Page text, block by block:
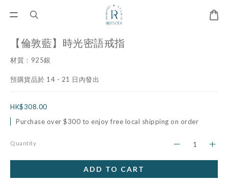
【倫敦藍】時光密語戒指
材質：925銀
預購貨品於 14 - 21 日內發出
HK$308.00
Purchase over $300 to enjoy free local shipping on order
Quantity
ADD TO CART